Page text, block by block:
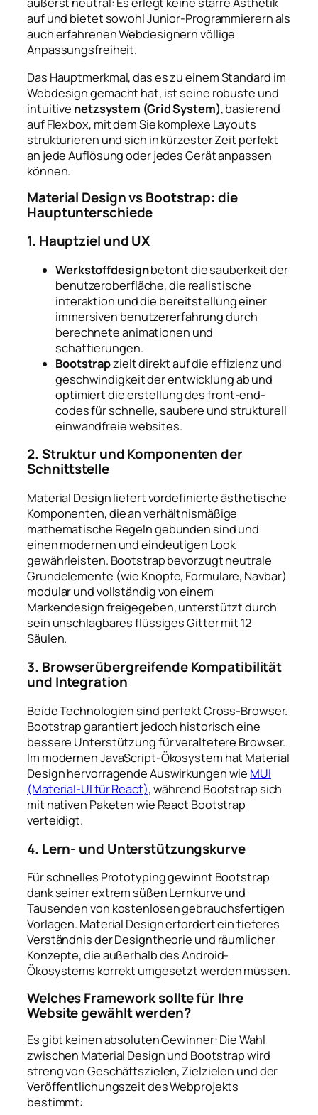
auf und bietet sowohl Junior-Programmierern als
auch erfahrenen Webdesignern völlige
Anpassungsfreiheit.
Das Hauptmerkmal, das es zu einem Standard im
Webdesign gemacht hat, ist seine robuste und
intuitive netzsystem (Grid System), basierend
auf Flexbox, mit dem Sie komplexe Layouts
strukturieren und sich in kürzester Zeit perfekt
an jede Auflösung oder jedes Gerät anpassen
können.
Material Design vs Bootstrap: die
Hauptunterschiede
1. Hauptziel und UX
Werkstoffdesignbetont die sauberkeit der
benutzeroberfläche, die realistische
interaktion und die bereitstellung einer
immersiven benutzererfahrung durch
berechnete animationen und
schattierungen.
Bootstrapzielt direkt auf die effizienz und
geschwindigkeit der entwicklung ab und
optimiert die erstellung des front-end-
codes für schnelle, saubere und strukturell
einwandfreie websites.
2. Struktur und Komponenten der
Schnittstelle
Material Design liefert vordefinierte ästhetische
Komponenten, die an verhältnismäßige
mathematische Regeln gebunden sind und
einen modernen und eindeutigen Look
gewährleisten. Bootstrap bevorzugt neutrale
Grundelemente (wie Knöpfe, Formulare, Navbar)
modular und vollständig von einem
Markendesign freigegeben, unterstützt durch
sein unschlagbares flüssiges Gitter mit 12
Säulen.
3. Browserübergreifende Kompatibilität
und Integration
Beide Technologien sind perfekt Cross-Browser.
Bootstrap garantiert jedoch historisch eine
bessere Unterstützung für veraltetere Browser.
Im modernen JavaScript-Ökosystem hat Material
Design hervorragende Auswirkungen wie MUI
(Material-UI für React), während Bootstrap sich
mit nativen Paketen wie React Bootstrap
verteidigt.
4. Lern- und Unterstützungskurve
Für schnelles Prototyping gewinnt Bootstrap
dank seiner extrem süßen Lernkurve und
Tausenden von kostenlosen gebrauchsfertigen
Vorlagen. Material Design erfordert ein tieferes
Verständnis der Designtheorie und räumlicher
Konzepte, die außerhalb des Android-
Ökosystems korrekt umgesetzt werden müssen.
Welches Framework sollte für Ihre
Website gewählt werden?
Es gibt keinen absoluten Gewinner: Die Wahl
zwischen Material Design und Bootstrap wird
streng von Geschäftszielen, Zielzielen und der
Veröffentlichungszeit des Webprojekts
bestimmt: